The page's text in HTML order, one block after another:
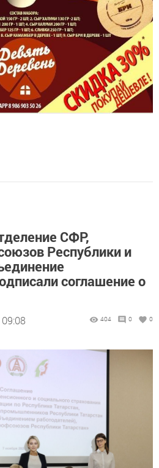
СФР,
Республики и
соглашение о